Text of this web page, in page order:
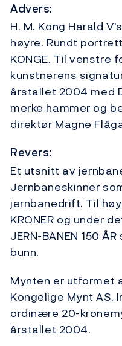
Advers:
H. M. Kong Harald
høyre. Rundt
KONGE. Til
kunstnerens
årstallet 2004 med
merke hammer og
direktør Magne
Revers:
Et utsnitt av
Jernbaneskinner
jernbanedrift. Til
KRONER og under
JERN-BANEN 150
bunn.
Mynten er utformet
Kongelige Mynt AS,
ordinære 20-
årstallet 2004.